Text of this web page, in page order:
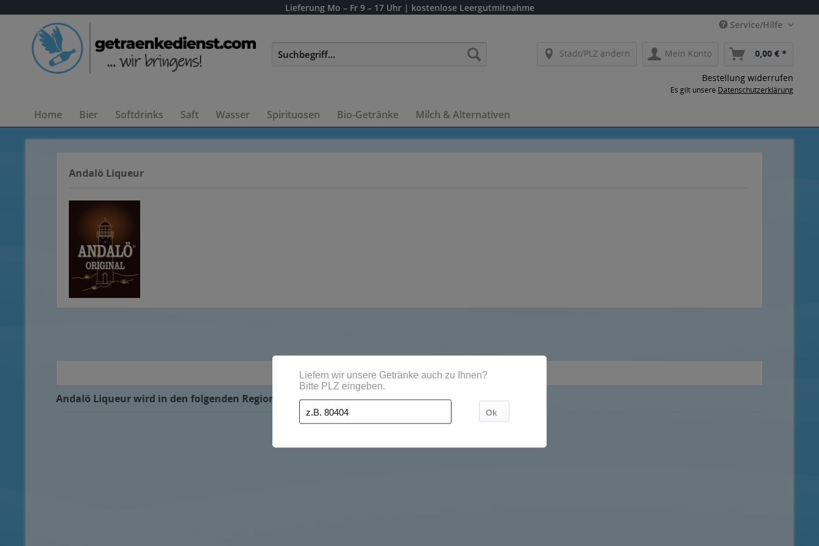
Lieferung Mo – Fr 9 – 17 Uhr | kostenlose Leergutmitnahme
Service/Hilfe
Stadt/PLZ ändern Mein Konto 0,00 € *
Bestellung widerrufen
Es gilt unsere Datenschutzerklärung
Home Bier Softdrinks Saft Wasser Spirituosen Bio-Getränke Milch & Alternativen
Andalö Liqueur
Andalö Liqueur wird in den folgenden Regionen, Städten, Orten und Postleitzahl-Gebieten geliefert